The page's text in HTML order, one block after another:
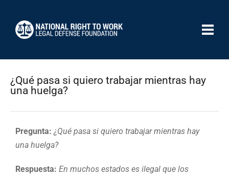
¿Qué pasa si quiero trabajar mientras hay
una huelga?
Pregunta: ¿Qué pasa si quiero trabajar mientras hay
una huelga?
Respuesta: En muchos estados es ilegal que los